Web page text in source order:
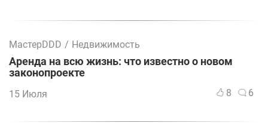
МастерDDD / Недвижимость
Аренда на всю жизнь: что известно о новом
законопроекте
15 Июля 8 6